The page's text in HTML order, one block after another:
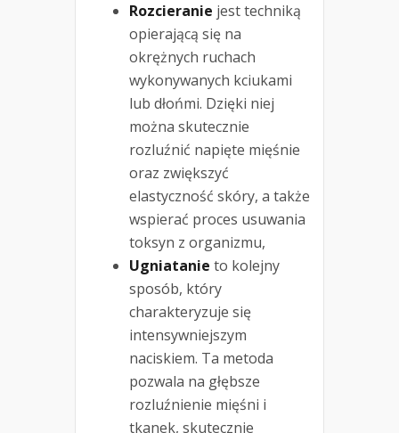
Rozcieranie jest techniką
opierającą się na
okrężnych ruchach
wykonywanych kciukami
lub dłońmi. Dzięki niej
można skutecznie
rozluźnić napięte mięśnie
oraz zwiększyć
elastyczność skóry, a także
wspierać proces usuwania
toksyn z organizmu,
Ugniatanie to kolejny
sposób, który
charakteryzuje się
intensywniejszym
naciskiem. Ta metoda
pozwala na głębsze
rozluźnienie mięśni i
tkanek, skutecznie